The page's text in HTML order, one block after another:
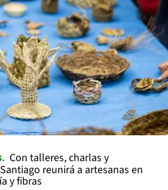
Con talleres, charlas y
reunirá a artesanas en
y fibras